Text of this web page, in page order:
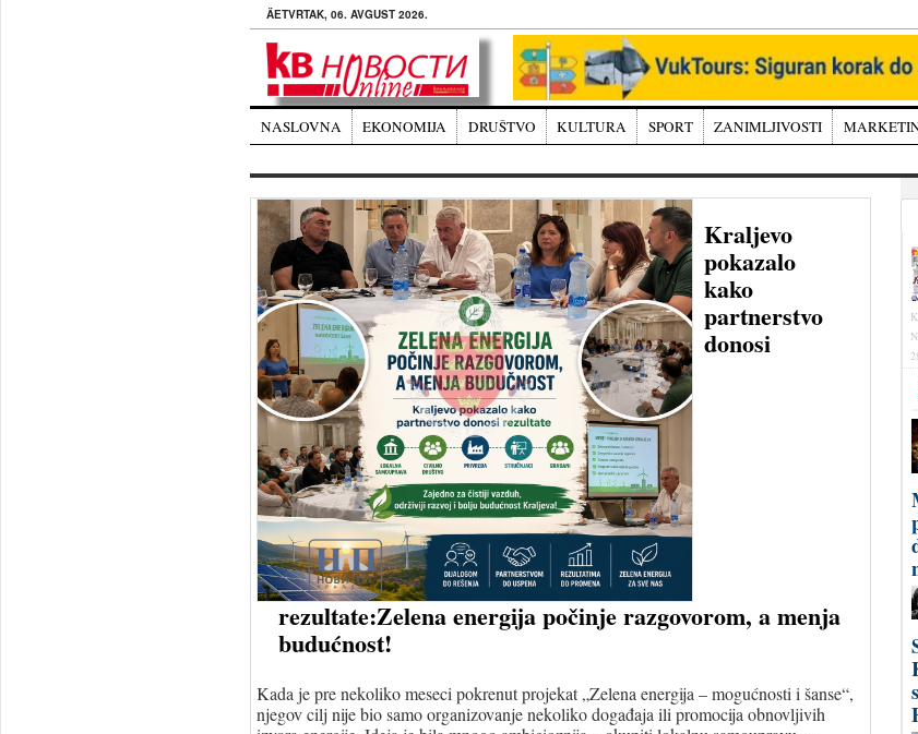
ÄETVRTAK, 06. AVGUST 2026.
NASLOVNA EKONOMIJA DRUŠTVO KULTURA SPORT ZANIMLJIVOSTI
Kraljevo
pokazalo
kako
partnerstvo
donosi
rezultate:Zelena energija počinje razgovorom, a menja
budućnost!
Kada je pre nekoliko meseci pokrenut projekat „Zelena energija – mogućnosti i šanse“,
njegov cilj nije bio samo organizovanje nekoliko događaja ili promocija obnovljivih